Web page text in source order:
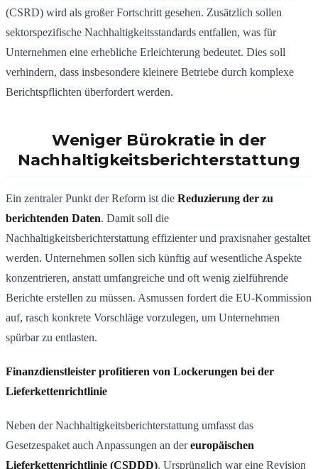
(CSRD) wird als großer Fortschritt gesehen. Zusätzlich sollen
sektorspezifische Nachhaltigkeitsstandards entfallen, was für
Unternehmen eine erhebliche Erleichterung bedeutet. Dies soll
verhindern, dass insbesondere kleinere Betriebe durch komplexe
Berichtspflichten überfordert werden.
Weniger Bürokratie in der
Nachhaltigkeitsberichterstattung
Ein zentraler Punkt der Reform ist die Reduzierung der zu
berichtenden Daten. Damit soll die
Nachhaltigkeitsberichterstattung effizienter und praxisnaher gestaltet
werden. Unternehmen sollen sich künftig auf wesentliche Aspekte
konzentrieren, anstatt umfangreiche und oft wenig zielführende
Berichte erstellen zu müssen. Asmussen fordert die EU-Kommission
auf, rasch konkrete Vorschläge vorzulegen, um Unternehmen
spürbar zu entlasten.
Finanzdienstleister profitieren von Lockerungen bei der
Lieferkettenrichtlinie
Neben der Nachhaltigkeitsberichterstattung umfasst das
Gesetzespaket auch Anpassungen an dereuropäischen
Lieferkettenrichtlinie (CSDDD). Ursprünglich war eine Revision